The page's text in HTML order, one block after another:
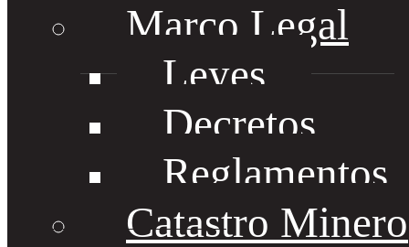
Marco Legal
Leyes
Decretos
Reglamentos
Catastro Minero